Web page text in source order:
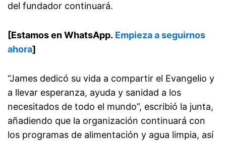
del fundador continuará.
[Estamos en WhatsApp. Empieza a seguirnos
ahora]
“James dedicó su vida a compartir el Evangelio y
a llevar esperanza, ayuda y sanidad a los
necesitados de todo el mundo”, escribió la junta,
añadiendo que la organización continuará con
los programas de alimentación y agua limpia, así